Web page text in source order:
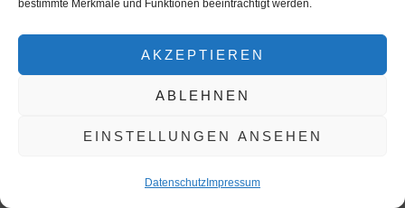
bestimmte Merkmale und Funktionen beeinträchtigt werden.
AKZEPTIEREN
ABLEHNEN
EINSTELLUNGEN ANSEHEN
Datenschutz Impressum